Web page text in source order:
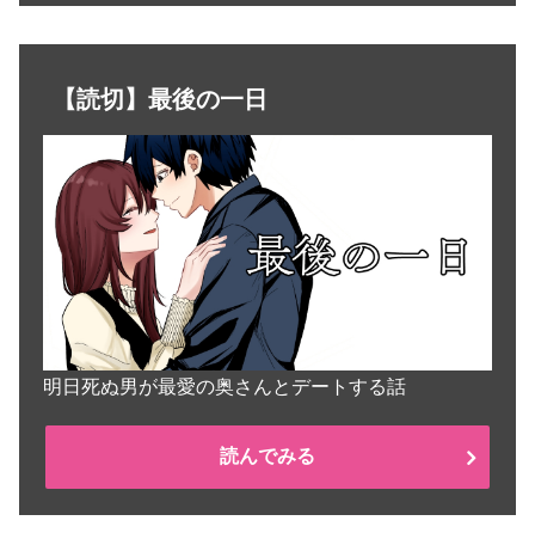
【読切】最後の一日
明日死ぬ男が最愛の奥さんとデートする話
読んでみる